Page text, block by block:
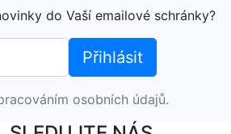
do Vaší emailové schránky?
osobních údajů.